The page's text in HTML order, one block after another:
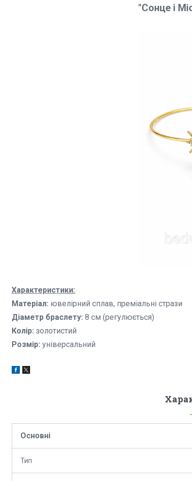
"Сонце і
Характеристики:
Матеріал: ювелірний сплав, преміальні стрази
Діаметр браслету: 8 см (регулюється)
Колір: золотистий
Розмір: універсальний
Основні
Тип